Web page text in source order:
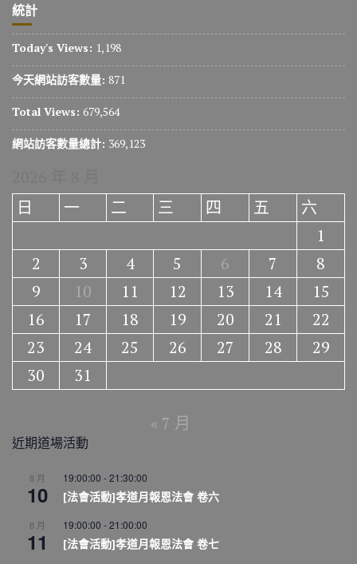
統計
Today's Views: 1,198
今天網站訪客數量: 871
Total Views: 679,564
網站訪客數量總計: 369,123
日
一 二 三 四 五
六
1
2
3 4 5 6 7
8
9
10 11 12 13 14
15
16
17 18 19 20 21
22
23
24 25 26 27 28
29
30
31
« 7 月
近期道場活動
8 月
10
19:00:00 -21:30:00
[法會活動]孝道月報恩法會 卷六
8 月
11
19:00:00 -21:00:00
[法會活動]孝道月報恩法會 卷七